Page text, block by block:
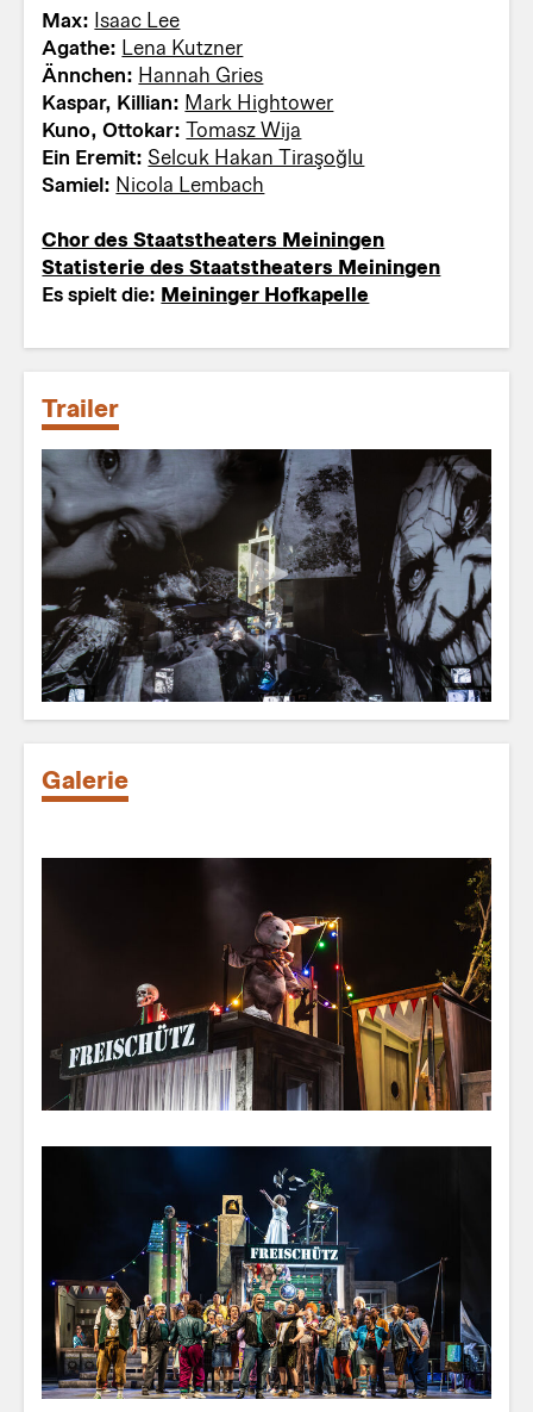
Max: Isaac Lee
Agathe: Lena Kutzner
Ännchen: Hannah Gries
Kaspar, Killian: Mark Hightower
Kuno, Ottokar:Tomasz Wija
Ein Eremit: Selcuk Hakan Tiraşoğlu
Samiel: Nicola Lembach
Chor des Staatstheaters Meiningen
Statisterie des Staatstheaters Meiningen
Es spielt die: Meininger Hofkapelle
Trailer
Galerie